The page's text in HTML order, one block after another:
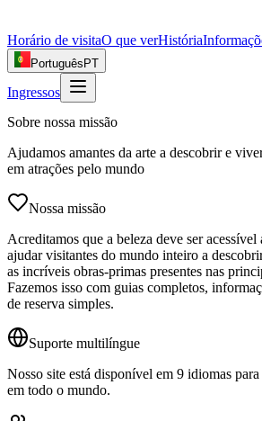
Horário de visitaO que verHistória
Português PT
Ingressos
Sobre nossa missão
Ajudamos amantes da arte a descobrir e
em atrações pelo mundo
Nossa missão
Acreditamos que a beleza deve ser acessível
ajudar visitantes do mundo inteiro a
as incríveis obras-primas presentes nas
Fazemos isso com guias completos,
de reserva simples.
Suporte multilíngue
Nosso site está disponível em 9 idiomas para
em todo o mundo.